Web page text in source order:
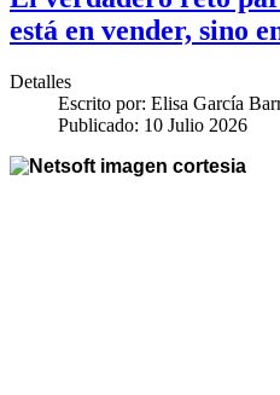
está en vender, sino
Detalles
Escrito por: Elisa García
Publicado: 10 Julio 2026